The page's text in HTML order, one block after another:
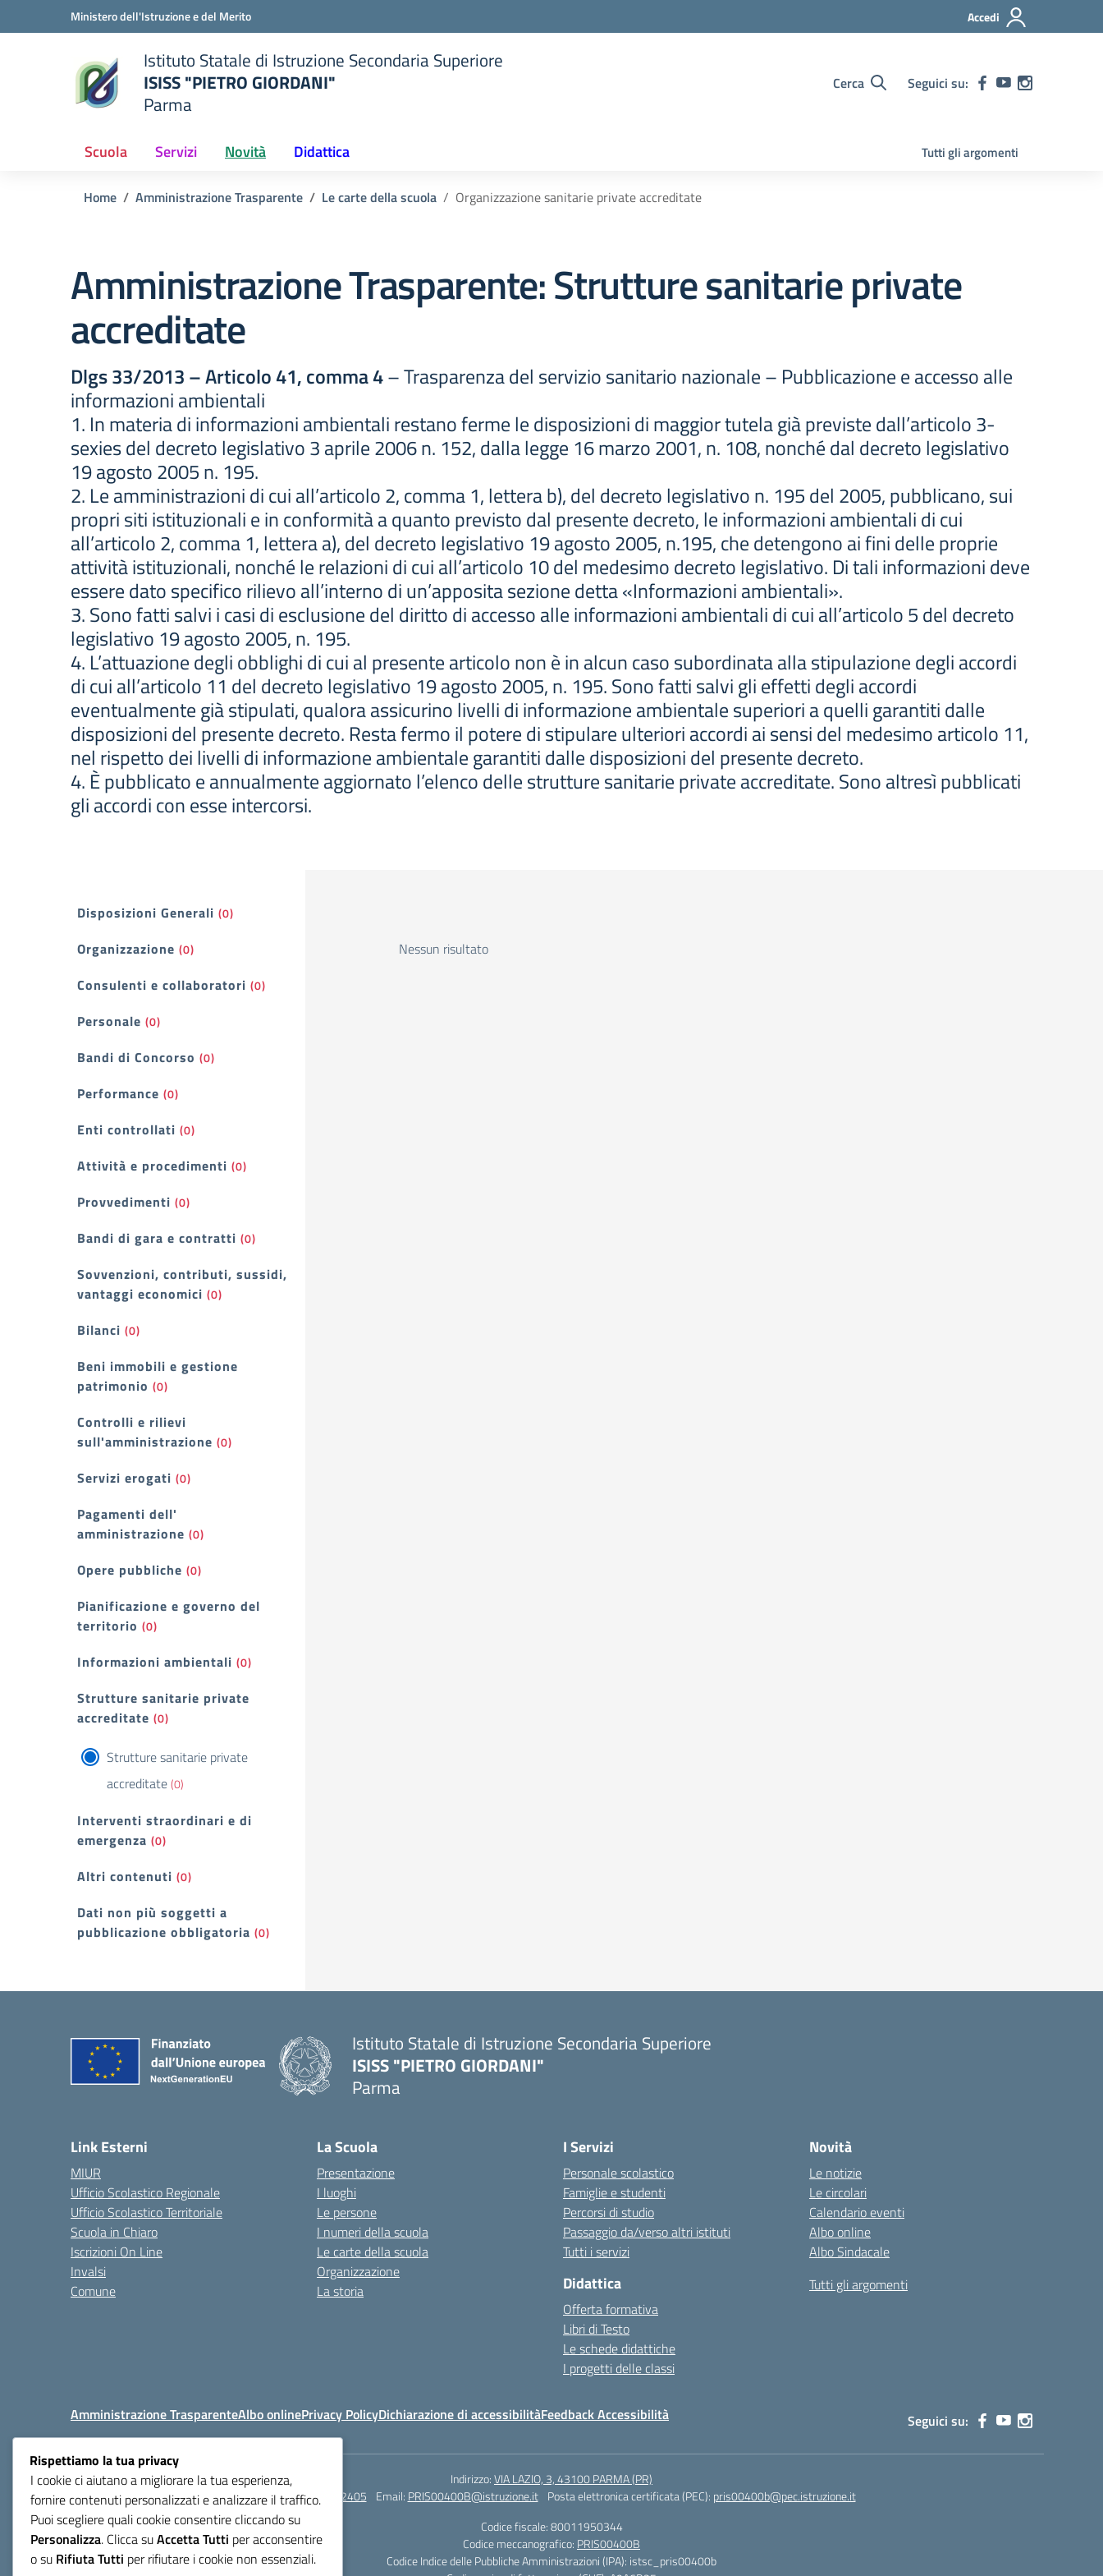
Vai ai contenuti
Vai al menu di navigazioneMinistero dell'Istruzione e del Merito Accedi
Istituto Statale di Istruzione Secondaria Superiore
ISISS "PIETRO GIORDANI"
Parma
Cerca Seguici su:
Scuola Servizi Novità Didattica Tutti gli argomenti
Home Amministrazione Trasparente Le carte della scuola Organizzazione sanitarie private accreditate
Amministrazione Trasparente:Strutture sanitarie private
accreditate
Dlgs 33/2013 – Articolo 41, comma 4– Trasparenza del servizio sanitario nazionale – Pubblicazione e accesso alle
informazioni ambientali
1. In materia di informazioni ambientali restano ferme le disposizioni di maggior tutela già previste dall’articolo 3-
sexies del decreto legislativo 3 aprile 2006 n. 152, dalla legge 16 marzo 2001, n. 108, nonché dal decreto legislativo
19 agosto 2005 n. 195.
2. Le amministrazioni di cui all’articolo 2, comma 1, lettera b), del decreto legislativo n. 195 del 2005, pubblicano, sui
propri siti istituzionali e in conformità a quanto previsto dal presente decreto, le informazioni ambientali di cui
all’articolo 2, comma 1, lettera a), del decreto legislativo 19 agosto 2005, n.195, che detengono ai fini delle proprie
attività istituzionali, nonché le relazioni di cui all’articolo 10 del medesimo decreto legislativo. Di tali informazioni deve
essere dato specifico rilievo all’interno di un’apposita sezione detta «Informazioni ambientali».
3. Sono fatti salvi i casi di esclusione del diritto di accesso alle informazioni ambientali di cui all’articolo 5 del decreto
legislativo 19 agosto 2005, n. 195.
4. L’attuazione degli obblighi di cui al presente articolo non è in alcun caso subordinata alla stipulazione degli accordi
di cui all’articolo 11 del decreto legislativo 19 agosto 2005, n. 195. Sono fatti salvi gli effetti degli accordi
eventualmente già stipulati, qualora assicurino livelli di informazione ambientale superiori a quelli garantiti dalle
disposizioni del presente decreto. Resta fermo il potere di stipulare ulteriori accordi ai sensi del medesimo articolo 11,
nel rispetto dei livelli di informazione ambientale garantiti dalle disposizioni del presente decreto.
4. È pubblicato e annualmente aggiornato l’elenco delle strutture sanitarie private accreditate. Sono altresì pubblicati
gli accordi con esse intercorsi.
Filtri
Disposizioni Generali (0)
Organizzazione (0)
Consulenti e collaboratori (0)
Personale (0)
Bandi di Concorso (0)
Performance (0)
Enti controllati (0)
Attività e procedimenti (0)
Provvedimenti (0)
Bandi di gara e contratti (0)
Sovvenzioni, contributi, sussidi,
vantaggi economici (0)
Bilanci (0)
Beni immobili e gestione
patrimonio (0)
Controlli e rilievi
sull'amministrazione (0)
Servizi erogati (0)
Pagamenti dell'
amministrazione (0)
Opere pubbliche (0)
Pianificazione e governo del
territorio (0)
Informazioni ambientali (0)
Strutture sanitarie private
accreditate (0)
Strutture sanitarie private
accreditate(0)
Interventi straordinari e di
emergenza (0)
Altri contenuti (0)
Dati non più soggetti a
pubblicazione obbligatoria (0)
Nessun risultato
Istituto Statale di Istruzione Secondaria Superiore
ISISS "PIETRO GIORDANI"
Parma
Link Esterni
MIUR
Ufficio Scolastico Regionale
Ufficio Scolastico Territoriale
Scuola in Chiaro
Iscrizioni On Line
Invalsi
Comune
La Scuola
Presentazione
I luoghi
Le persone
I numeri della scuola
Le carte della scuola
Organizzazione
La storia
I Servizi
Personale scolastico
Famiglie e studenti
Percorsi di studio
Passaggio da/verso altri istituti
Tutti i servizi
Didattica
Offerta formativa
Libri di Testo
Le schede didattiche
I progetti delle classi
Novità
Le notizie
Le circolari
Calendario eventi
Albo online
Albo Sindacale
Tutti gli argomenti
Amministrazione TrasparenteAlbo onlinePrivacy PolicyDichiarazione di accessibilitàFeedback Accessibilità Seguici su:
Indirizzo:VIA LAZIO, 3, 43100 PARMA (PR)
Centralino:0521272405 Email: PRIS00400B@istruzione.it Posta elettronica certificata (PEC): pris00400b@pec.istruzione.it
Codice fiscale: 80011950344
Codice meccanografico: PRIS00400B
Codice Indice delle Pubbliche Amministrazioni (IPA): istsc_pris00400b
Rispettiamo la tua privacy
I cookie ci aiutano a migliorare la tua esperienza,
fornire contenuti personalizzati e analizzare il traffico.
Puoi scegliere quali cookie consentire cliccando su
Personalizza. Clicca suAccetta Tutti per acconsentire
o su Rifiuta Tutti per rifiutare i cookie non essenziali.